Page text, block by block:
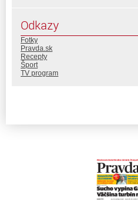
Odkazy
Fotky
Pravda.sk
Recepty
Šport
TV program